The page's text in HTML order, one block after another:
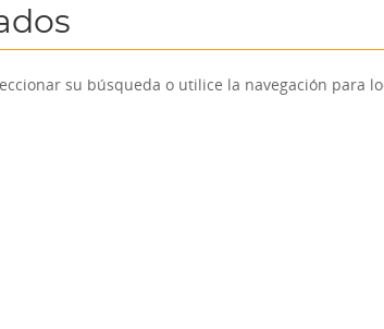
su búsqueda o utilice la navegación para